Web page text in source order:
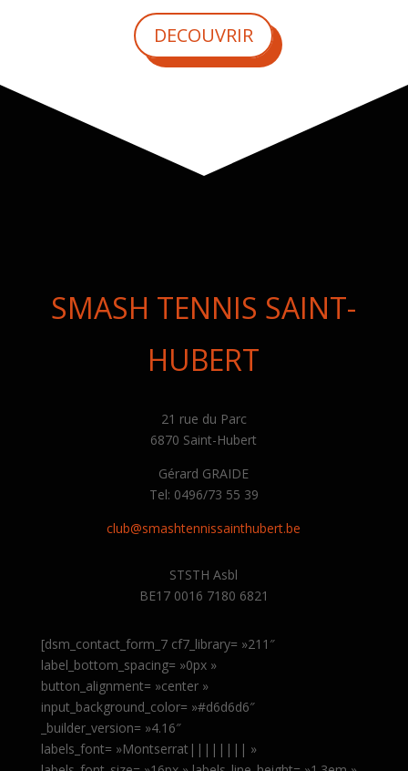
DECOUVRIR
SMASH TENNIS SAINT-
HUBERT
21 rue du Parc
6870 Saint-Hubert
Gérard GRAIDE
Tel: 0496/73 55 39
club@smashtennissainthubert.be
STSTH Asbl
BE17 0016 7180 6821
[dsm_contact_form_7 cf7_library= »211″
label_bottom_spacing= »0px »
button_alignment= »center »
input_background_color= »#d6d6d6″
_builder_version= »4.16″
labels_font= »Montserrat|||||||| »